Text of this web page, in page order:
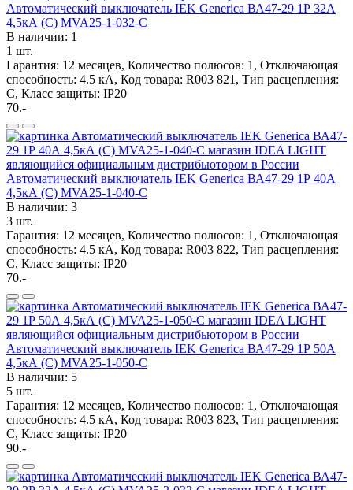
Автоматический выключатель IEK Generica ВА47-29 1Р 32А
4,5кА (С) MVA25-1-032-C
В наличии: 1
1 шт.
Гарантия: 12 месяцев, Количество полюсов: 1, Отключающая
способность: 4.5 кА, Код товара: R003 821, Тип расцепления:
C, Класс защиты: IP20
70.-
Автоматический выключатель IEK Generica ВА47-29 1Р 40А
4,5кА (С) MVA25-1-040-C
В наличии: 3
3 шт.
Гарантия: 12 месяцев, Количество полюсов: 1, Отключающая
способность: 4.5 кА, Код товара: R003 822, Тип расцепления:
C, Класс защиты: IP20
70.-
Автоматический выключатель IEK Generica ВА47-29 1Р 50А
4,5кА (С) MVA25-1-050-C
В наличии: 5
5 шт.
Гарантия: 12 месяцев, Количество полюсов: 1, Отключающая
способность: 4.5 кА, Код товара: R003 823, Тип расцепления:
C, Класс защиты: IP20
90.-